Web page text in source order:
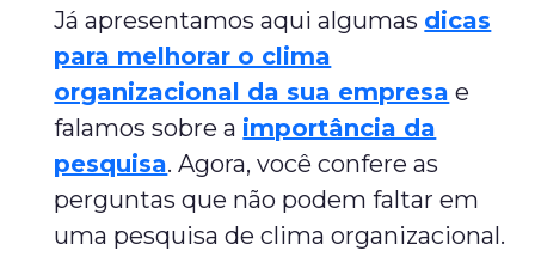
Já apresentamos aqui algumas dicas
para melhorar o clima
organizacional da sua empresa e
falamos sobre a importância da
pesquisa. Agora, você confere as
perguntas que não podem faltar em
uma pesquisa de clima organizacional.